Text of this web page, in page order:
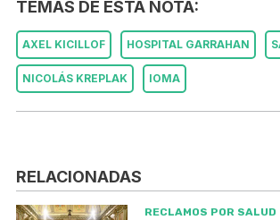
TEMAS DE ESTA NOTA:
AXEL KICILLOF HOSPITAL GARRAHAN
NICOLÁS KREPLAK IOMA
RELACIONADAS
RECLAMOS POR SALUD